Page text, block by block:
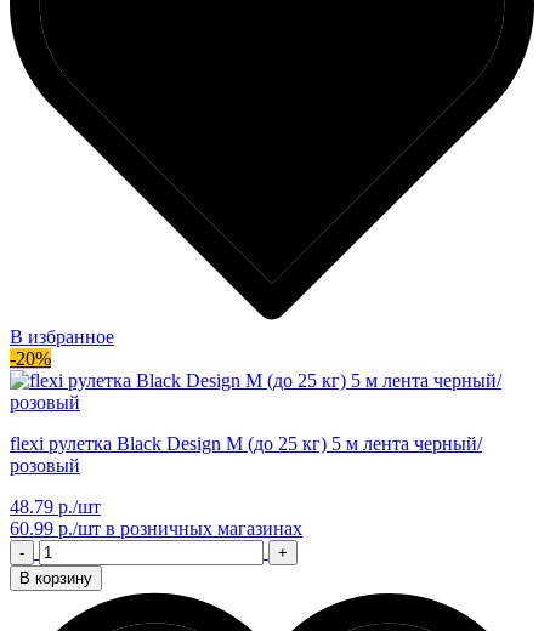
В избранное
-20%
flexi рулетка Black Design M (до 25 кг) 5 м лента черный/
розовый
48.79 р./шт
60.99 р./шт в розничных магазинах
-
+
В корзину